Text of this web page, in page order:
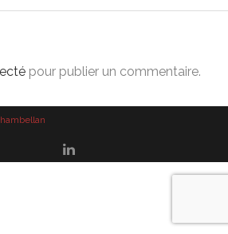
pour publier un commentaire.